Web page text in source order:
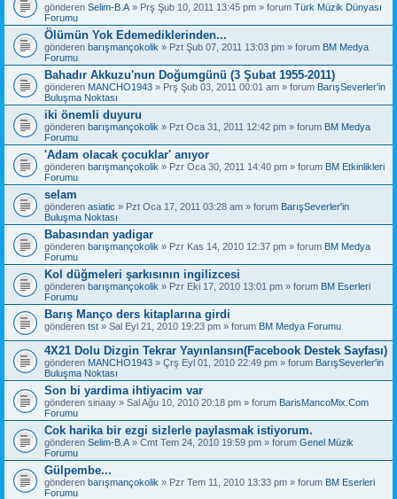
gönderen Selim-B.A » Prş Şub 10, 2011 13:45 pm » forum Türk Müzik Dünyası
Forumu
Ölümün Yok Edemediklerinden...
gönderen barışmançokolik » Pzt Şub 07, 2011 13:03 pm » forum BM Medya
Forumu
Bahadır Akkuzu'nun Doğumgünü (3 Şubat 1955-2011)
gönderen MANCHO1943 » Prş Şub 03, 2011 00:01 am » forum BarışSeverler'in
Buluşma Noktası
iki önemli duyuru
gönderen barışmançokolik » Pzt Oca 31, 2011 12:42 pm » forum BM Medya
Forumu
'Adam olacak çocuklar' anıyor
gönderen barışmançokolik » Pzr Oca 30, 2011 14:40 pm » forum BM Etkinlikleri
Forumu
selam
gönderen asiatic » Pzt Oca 17, 2011 03:28 am » forum BarışSeverler'in
Buluşma Noktası
Babasından yadigar
gönderen barışmançokolik » Pzr Kas 14, 2010 12:37 pm » forum BM Medya
Forumu
Kol düğmeleri şarkısının ingilizcesi
gönderen barışmançokolik » Pzr Eki 17, 2010 13:01 pm » forum BM Eserleri
Forumu
Barış Manço ders kitaplarına girdi
gönderen tst » Sal Eyl 21, 2010 19:23 pm » forum BM Medya Forumu
4X21 Dolu Dizgin Tekrar Yayınlansın(Facebook Destek Sayfası)
gönderen MANCHO1943 » Çrş Eyl 01, 2010 22:49 pm » forum BarışSeverler'in
Buluşma Noktası
Son bi yardima ihtiyacim var
gönderen sinaay » Sal Ağu 10, 2010 20:18 pm » forum BarisMancoMix.Com
Forumu
Cok harika bir ezgi sizlerle paylasmak istiyorum.
gönderen Selim-B.A » Cmt Tem 24, 2010 19:59 pm » forum Genel Müzik
Forumu
Gülpembe...
gönderen barışmançokolik » Pzr Tem 11, 2010 13:33 pm » forum BM Eserleri
Forumu